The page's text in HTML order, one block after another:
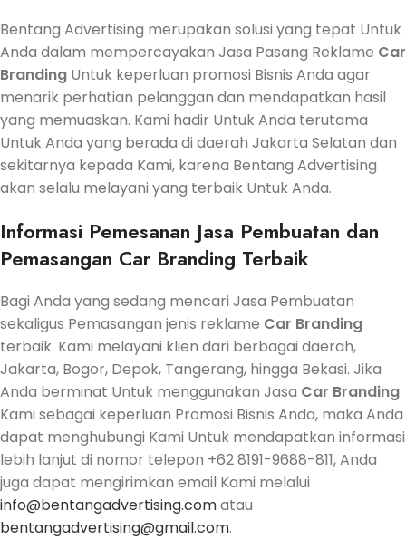
Bentang Advertising merupakan solusi yang tepat Untuk
Anda dalam mempercayakan Jasa Pasang Reklame Car
Branding Untuk keperluan promosi Bisnis Anda agar
menarik perhatian pelanggan dan mendapatkan hasil
yang memuaskan. Kami hadir Untuk Anda terutama
Untuk Anda yang berada di daerah Jakarta Selatan dan
sekitarnya kepada Kami, karena Bentang Advertising
akan selalu melayani yang terbaik Untuk Anda.
Informasi Pemesanan Jasa Pembuatan dan
Pemasangan Car Branding Terbaik
Bagi Anda yang sedang mencari Jasa Pembuatan
sekaligus Pemasangan jenis reklame Car Branding
terbaik. Kami melayani klien dari berbagai daerah,
Jakarta, Bogor, Depok, Tangerang, hingga Bekasi. Jika
Anda berminat Untuk menggunakan Jasa Car Branding
Kami sebagai keperluan Promosi Bisnis Anda, maka Anda
dapat menghubungi Kami Untuk mendapatkan informasi
lebih lanjut di nomor telepon +62 8191-9688-811, Anda
juga dapat mengirimkan email Kami melalui
info@bentangadvertising.comatau
bentangadvertising@gmail.com.